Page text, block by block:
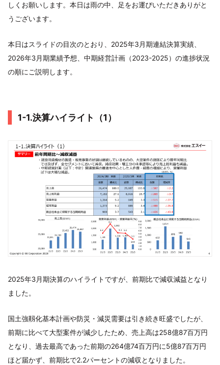
しくお願いします。本日は雨の中、足をお運びいただきありがと
うございます。
本日はスライドの目次のとおり、2025年3月期連結決算実績、
2026年3月期業績予想、中期経営計画（2023-2025）の進捗状況
の順にご説明します。
1-1.決算ハイライト（1）
2025年3月期決算のハイライトですが、前期比で減収減益となり
ました。
国土強靱化基本計画や防災・減災需要は引き続き旺盛でしたが、
前期に比べて大型案件が減少したため、売上高は258億87百万円
となり、過去最高であった前期の264億74百万円に5億87百万円
ほど届かず、前期比で2.2パーセントの減収となりました。